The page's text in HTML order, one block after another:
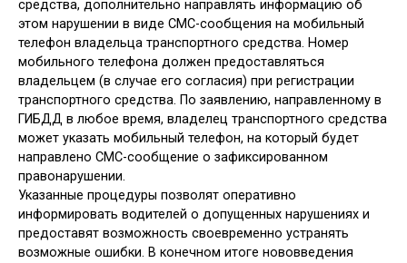
средства, дополнительно направлять информацию об
этом нарушении в виде СМС-сообщения на мобильный
телефон владельца транспортного средства. Номер
мобильного телефона должен предоставляться
владельцем (в случае его согласия) при регистрации
транспортного средства. По заявлению, направленному в
ГИБДД в любое время, владелец транспортного средства
может указать мобильный телефон, на который будет
направлено СМС-сообщение о зафиксированном
правонарушении.
Указанные процедуры позволят оперативно
информировать водителей о допущенных нарушениях и
предоставят возможность своевременно устранять
возможные ошибки. В конечном итоге нововведения